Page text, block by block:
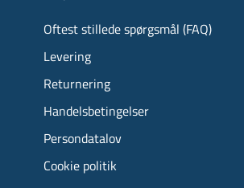
Oftest stillede spørgsmål (FAQ)
Levering
Returnering
Handelsbetingelser
Persondatalov
Cookie politik